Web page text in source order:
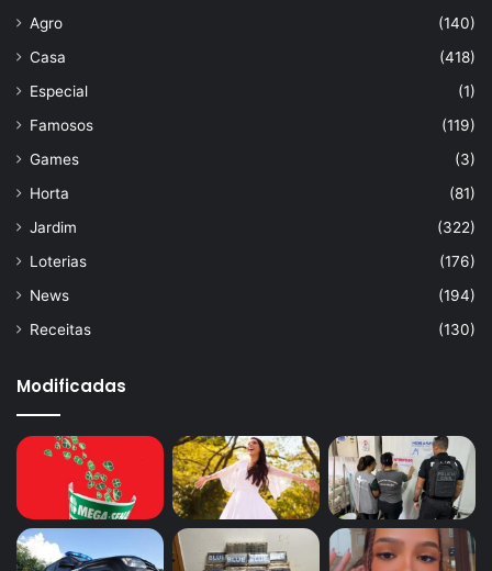
Agro
(140)
Casa
(418)
Especial
(1)
Famosos
(119)
Games
(3)
Horta
(81)
Jardim
(322)
Loterias
(176)
News
(194)
Receitas
(130)
Modificadas